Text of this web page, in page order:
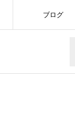
ブログ